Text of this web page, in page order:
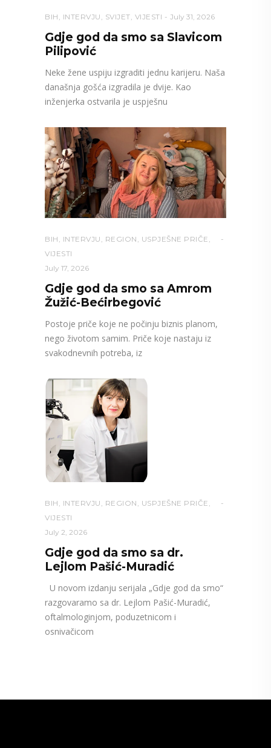
BIH , INTERVJU , SVIJET, VIJESTI July 31, 2026
Gdje god da smo sa Slavicom
Pilipović
Neke žene uspiju izgraditi jednu karijeru. Naša
današnja gošća izgradila je dvije. Kao
inženjerka ostvarila je uspješnu
BIH , INTERVJU , REGION , USPJEŠNE PRIČE ,
VIJESTI
July 17, 2026
Gdje god da smo sa Amrom
Žužić-Bećirbegović
Postoje priče koje ne počinju biznis planom,
nego životom samim. Priče koje nastaju iz
svakodnevnih potreba, iz
BIH , INTERVJU , REGION , USPJEŠNE PRIČE ,
VIJESTI
July 2, 2026
Gdje god da smo sa dr.
Lejlom Pašić-Muradić
U novom izdanju serijala „Gdje god da smo“
razgovaramo sa dr. Lejlom Pašić-Muradić,
oftalmologinjom, poduzetnicom i
osnivačicom